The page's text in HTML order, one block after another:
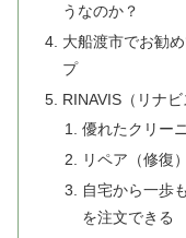
うなのか？
大船渡市でお勧
プ
RINAVIS（リナ
優れたクリー
リペア（修復
自宅から一歩
を注文できる